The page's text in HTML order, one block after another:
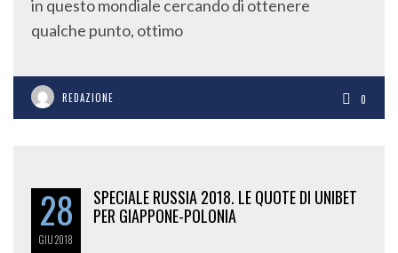
in questo mondiale cercando di ottenere
qualche punto, ottimo
REDAZIONE 0
28
GIU2018
SPECIALE RUSSIA 2018. LE QUOTE DI UNIBET
PER GIAPPONE-POLONIA